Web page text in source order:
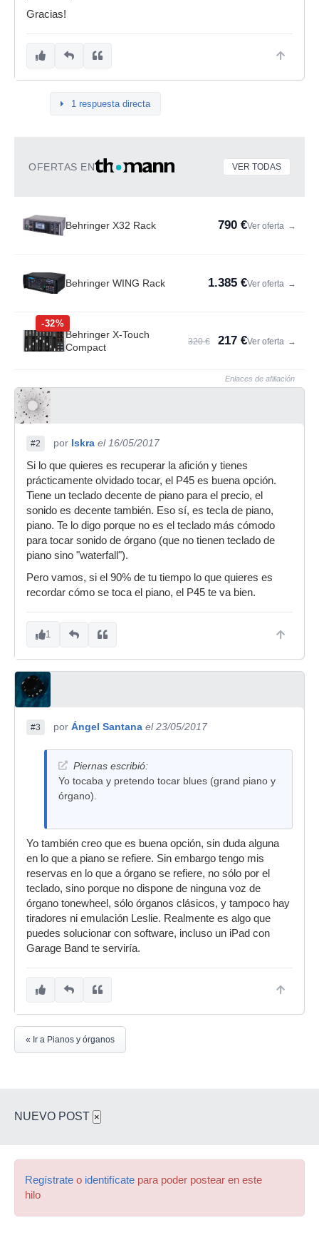
Gracias!
1 respuesta directa
OFERTAS EN VER TODAS
Behringer X32 Rack 790 €Ver oferta →
Behringer WING Rack 1.385 €Ver oferta →
-32%
Behringer X-Touch
Compact
320 € 217 €Ver oferta →
Enlaces de afiliación
#2 por Iskra el 16/05/2017
Si lo que quieres es recuperar la afición y tienes
prácticamente olvidado tocar, el P45 es buena opción.
Tiene un teclado decente de piano para el precio, el
sonido es decente también. Eso sí, es tecla de piano,
piano. Te lo digo porque no es el teclado más cómodo
para tocar sonido de órgano (que no tienen teclado de
piano sino "waterfall").
Pero vamos, si el 90% de tu tiempo lo que quieres es
recordar cómo se toca el piano, el P45 te va bien.
1
#3 por Ángel Santana el 23/05/2017
Piernas escribió:
Yo tocaba y pretendo tocar blues (grand piano y
órgano).
Yo también creo que es buena opción, sin duda alguna
en lo que a piano se refiere. Sin embargo tengo mis
reservas en lo que a órgano se refiere, no sólo por el
teclado, sino porque no dispone de ninguna voz de
órgano tonewheel, sólo órganos clásicos, y tampoco hay
tiradores ni emulación Leslie. Realmente es algo que
puedes solucionar con software, incluso un iPad con
Garage Band te serviría.
« Ir a Pianos y órganos
NUEVO POST ×
Regístrate o identifícate para poder postear en este
hilo